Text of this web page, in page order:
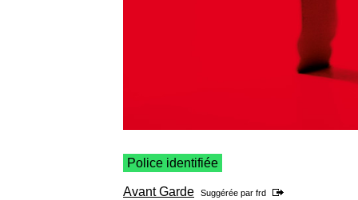
Police identifiée
Avant Garde Suggérée par frd